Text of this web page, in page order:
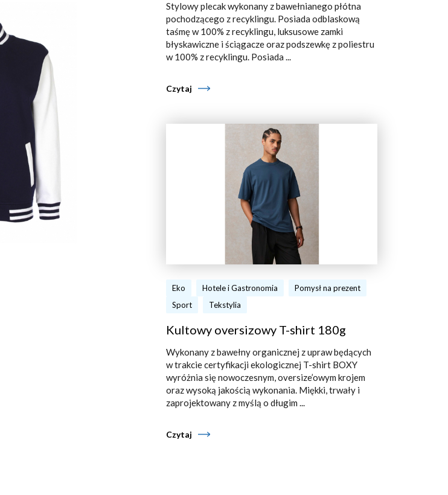
Stylowy plecak wykonany z bawełnianego płótna
pochodzącego z recyklingu. Posiada odblaskową
taśmę w 100% z recyklingu, luksusowe zamki
błyskawiczne i ściągacze oraz podszewkę z poliestru
w 100% z recyklingu. Posiada ...
Czytaj
Eko Hotele i Gastronomia
Pomysł na prezent
Sport
Tekstylia
Kultowy oversizowy T-shirt 180g
Wykonany z bawełny organicznej z upraw będących
w trakcie certyfikacji ekologicznej T-shirt BOXY
wyróżnia się nowoczesnym, oversize’owym krojem
oraz wysoką jakością wykonania. Miękki, trwały i
zaprojektowany z myślą o długim ...
Czytaj